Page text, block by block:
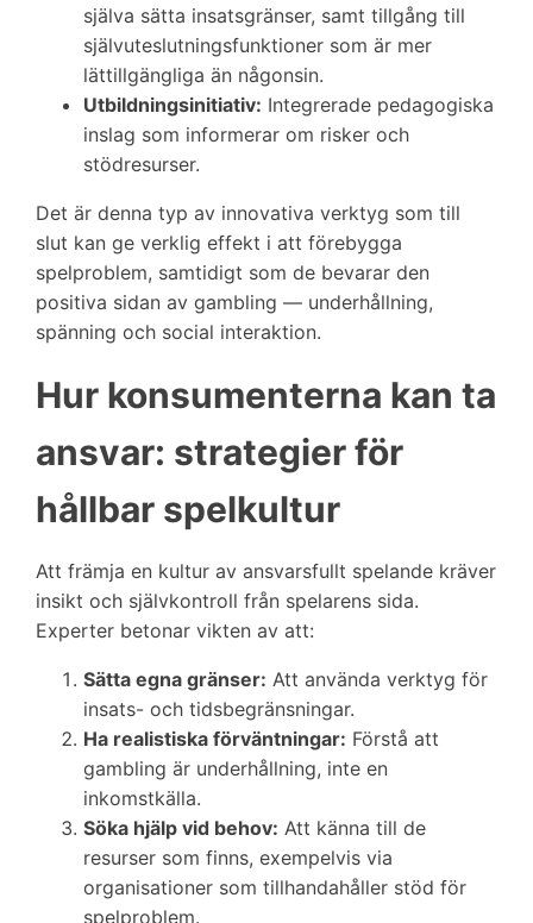
själva sätta insatsgränser, samt tillgång till
självuteslutningsfunktioner som är mer
lättillgängliga än någonsin.
Utbildningsinitiativ: Integrerade pedagogiska
inslag som informerar om risker och
stödresurser.
Det är denna typ av innovativa verktyg som till
slut kan ge verklig effekt i att förebygga
spelproblem, samtidigt som de bevarar den
positiva sidan av gambling — underhållning,
spänning och social interaktion.
Hur konsumenterna kan ta
ansvar: strategier för
hållbar spelkultur
Att främja en kultur av ansvarsfullt spelande kräver
insikt och självkontroll från spelarens sida.
Experter betonar vikten av att:
Sätta egna gränser: Att använda verktyg för
insats- och tidsbegränsningar.
Ha realistiska förväntningar: Förstå att
gambling är underhållning, inte en
inkomstkälla.
Söka hjälp vid behov: Att känna till de
resurser som finns, exempelvis via
organisationer som tillhandahåller stöd för
spelproblem.